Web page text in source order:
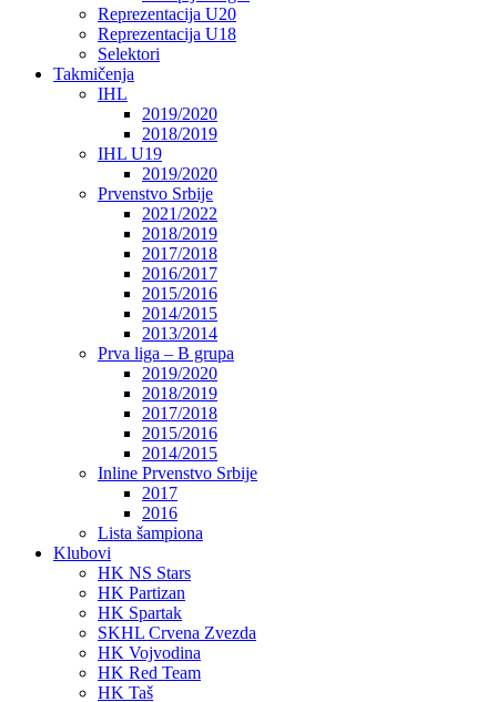
Reprezentacija U20
Reprezentacija U18
Selektori
Takmičenja
IHL
2019/2020
2018/2019
IHL U19
2019/2020
Prvenstvo Srbije
2021/2022
2018/2019
2017/2018
2016/2017
2015/2016
2014/2015
2013/2014
Prva liga – B grupa
2019/2020
2018/2019
2017/2018
2015/2016
2014/2015
Inline Prvenstvo Srbije
2017
2016
Lista šampiona
Klubovi
HK NS Stars
HK Partizan
HK Spartak
SKHL Crvena Zvezda
HK Vojvodina
HK Red Team
HK Taš